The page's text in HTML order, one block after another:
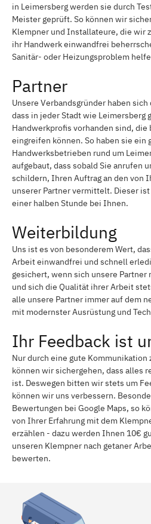
in Leimersberg werden sie durch
Meister geprüft. So können wir
Klempner und Installateure, die wir
ihr Handwerk einwandfrei
Sanitär- oder Heizungsproblem
Partner
Unsere Verbandsgründer haben
dass in jeder Stadt wie Leimersberg
Handwerkprofis vorhanden sind,
eingreifen können. So haben sie ein
Handwerksbetrieben rund um
aufgebaut, dass sobald Sie anrufen
schildern, Ihren Auftrag an den von
unserer Partner vermittelt. Dieser ist
einer halben Stunde bei Ihnen.
Weiterbildung
Uns ist es von besonderem Wert,
Arbeit einwandfrei und schnell
gesichert, wenn sich unsere
und sich die Qualität ihrer Arbeit
alle unsere Partner immer auf dem
mit modernster Ausrüstung und
Ihr Feedback ist
Nur durch eine gute Kommunikation
können wir sichergehen, dass alles
ist. Deswegen bitten wir stets um
können wir uns verbessern.
Bewertungen bei Google Maps, so
von Ihrer Erfahrung mit dem
erzählen - dazu werden Ihnen 10€
unseren Klempner nach getaner
bewerten.